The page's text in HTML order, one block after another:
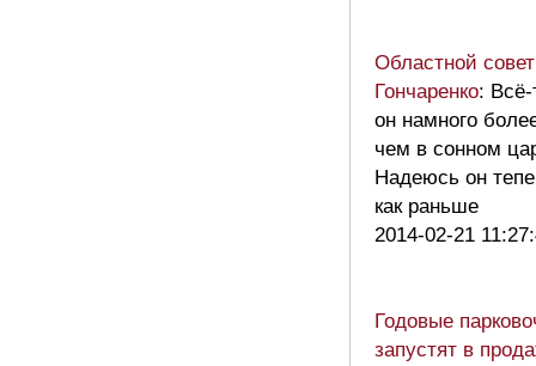
Областной
Гончаренко: Всё-
он намного
чем в сонном
Надеюсь он
как раньше
2014-02-21
Годовые
запустят в